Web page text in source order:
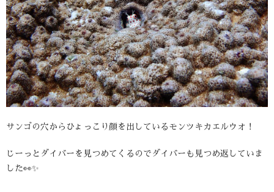
サンゴの穴からひょっこり顔を出しているモンツキカエルウオ！
じーっとダイバーを見つめてくるのでダイバーも見つめ返していま
した👀✨